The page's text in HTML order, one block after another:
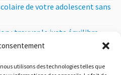
utilisons des technologies telles que
de votre adolescent sans
: trouver le juste équilibre
et esprit critique